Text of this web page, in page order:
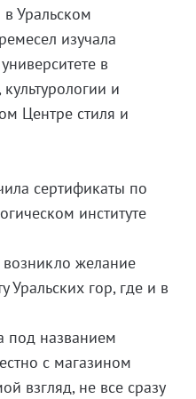
Уральском
изучала
в
и
Центре стиля и
сертификаты по
институте
желание
Уральских гор, где и в
под названием
с магазином
взгляд, не все сразу